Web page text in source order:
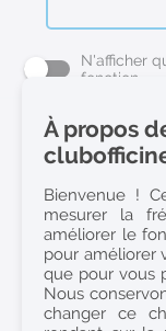
N'afficher
fonction
L'emploi
Pharmacien (H/F)
Préparateur en
Etudiant en
Etudiant en
Conseiller
À propos
Bienvenue !
mesurer la
améliorer le
pour améliorer
que pour vous
Nous
changer ce